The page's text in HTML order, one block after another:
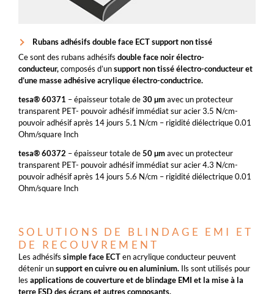
Rubans adhésifs double face ECT support non tissé
Ce sont des rubans adhésifs double face noir électro-
conducteur,composés d’unsupport non tissé électro-conducteur et
d’une masse adhésive acrylique électro-conductrice.
tesa® 60371 – épaisseur totale de30 µmavec un protecteur
transparent PET- pouvoir adhésif immédiat sur acier 3.5 N/cm-
pouvoir adhésif après 14 jours 5.1 N/cm – rigidité diélectrique 0.01
Ohm/square Inch
tesa® 60372 – épaisseur totale de50 µmavec un protecteur
transparent PET- pouvoir adhésif immédiat sur acier 4.3 N/cm-
pouvoir adhésif après 14 jours 5.6 N/cm – rigidité diélectrique 0.01
Ohm/square Inch
SOLUTIONS DE BLINDAGE EMI ET
DE RECOUVREMENT
Les adhésifs simple face ECTen acrylique conducteur peuvent
détenir unsupport en cuivre ou en aluminium. Ils sont utilisés pour
les applications de couverture et de blindage EMI et la mise à la
terre ESD des écrans et autres composants.